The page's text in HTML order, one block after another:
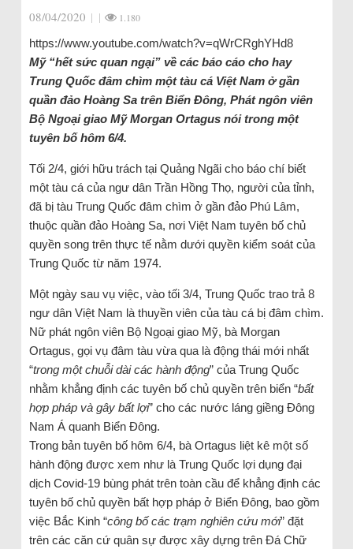
08/04/2020 | | 1.180
https://www.youtube.com/watch?v=qWrCRghYHd8
Mỹ “hết sức quan ngại” về các báo cáo cho hay
Trung Quốc đâm chìm một tàu cá Việt Nam ở gần
quần đảo Hoàng Sa trên Biển Đông, Phát ngôn viên
Bộ Ngoại giao Mỹ Morgan Ortagus nói trong một
tuyên bố hôm 6/4.
Tối 2/4, giới hữu trách tại Quảng Ngãi cho báo chí biết
một tàu cá của ngư dân Trần Hồng Thọ, người của tỉnh,
đã bị tàu Trung Quốc đâm chìm ở gần đảo Phú Lâm,
thuộc quần đảo Hoàng Sa, nơi Việt Nam tuyên bố chủ
quyền song trên thực tế nằm dưới quyền kiểm soát của
Trung Quốc từ năm 1974.
Một ngày sau vụ việc, vào tối 3/4, Trung Quốc trao trả 8
ngư dân Việt Nam là thuyền viên của tàu cá bị đâm chìm.
Nữ phát ngôn viên Bộ Ngoại giao Mỹ, bà Morgan
Ortagus, gọi vụ đâm tàu vừa qua là động thái mới nhất
“trong một chuỗi dài các hành động” của Trung Quốc
nhằm khẳng định các tuyên bố chủ quyền trên biển “bất
hợp pháp và gây bất lợi” cho các nước láng giềng Đông
Nam Á quanh Biển Đông.
Trong bản tuyên bố hôm 6/4, bà Ortagus liệt kê một số
hành động được xem như là Trung Quốc lợi dụng đại
dịch Covid-19 bùng phát trên toàn cầu để khẳng định các
tuyên bố chủ quyền bất hợp pháp ở Biển Đông, bao gồm
việc Bắc Kinh “công bố các trạm nghiên cứu mới” đặt
trên các căn cứ quân sự được xây dựng trên Đá Chữ